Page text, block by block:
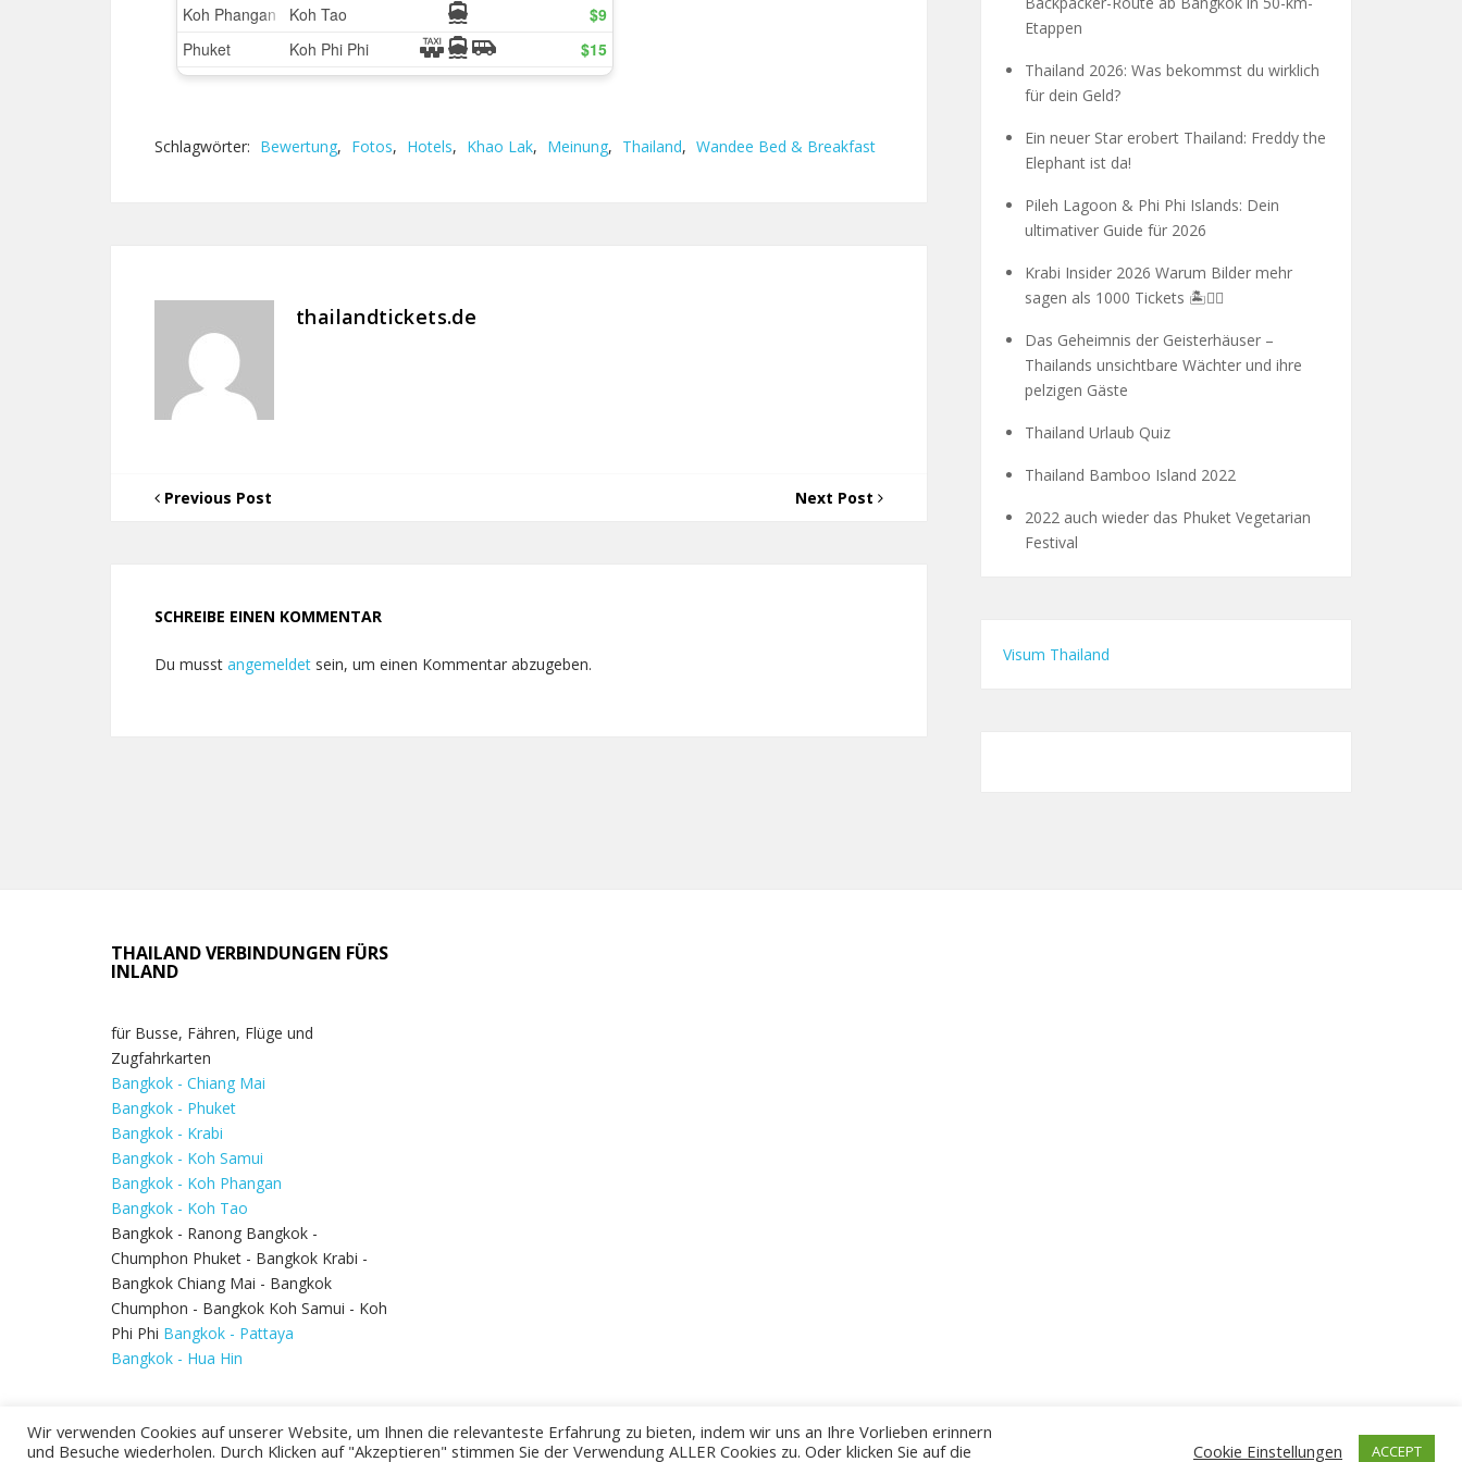
Schlagwörter: Bewertung, Fotos, Hotels, Khao Lak, Meinung, Thailand, Wandee Bed & Breakfast
thailandtickets.de
Previous Post Next Post
SCHREIBE EINEN KOMMENTAR
Du musst angemeldet sein, um einen Kommentar abzugeben.
Etappen
Thailand 2026: Was bekommst du wirklich
für dein Geld?
Ein neuer Star erobert Thailand: Freddy the
Elephant ist da!
Pileh Lagoon & Phi Phi Islands: Dein
ultimativer Guide für 2026
Krabi Insider 2026 Warum Bilder mehr
sagen als 1000 Tickets 🏝️🧗‍♂️
Das Geheimnis der Geisterhäuser –
Thailands unsichtbare Wächter und ihre
pelzigen Gäste
Thailand Urlaub Quiz
Thailand Bamboo Island 2022
2022 auch wieder das Phuket Vegetarian
Festival
Visum Thailand
THAILAND VERBINDUNGEN FÜRS
INLAND
für Busse, Fähren, Flüge und
Zugfahrkarten
Bangkok - Chiang Mai
Bangkok - Phuket
Bangkok - Krabi
Bangkok - Koh Samui
Bangkok - Koh Phangan
Bangkok - Koh Tao
Bangkok - Ranong Bangkok -
Chumphon Phuket - Bangkok Krabi -
Bangkok Chiang Mai - Bangkok
Chumphon - Bangkok Koh Samui - Koh
Phi Phi Bangkok - Pattaya
Bangkok - Hua Hin
Wir verwenden Cookies auf unserer Website, um Ihnen die relevanteste Erfahrung zu bieten, indem wir uns an Ihre Vorlieben erinnern
und Besuche wiederholen. Durch Klicken auf "Akzeptieren" stimmen Sie der Verwendung ALLER Cookies zu. Oder klicken Sie auf die
Cookie Einstellungen ACCEPT